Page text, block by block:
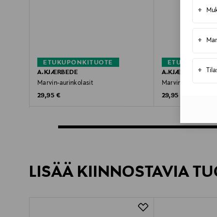
+
+
+
ETUKUPONKITUOTE
A.KJÆRBEDE
Marvin-aurinkolasit
Original Price
29,95 €
A.KJÆRBEDE
Marvin-aurinkolasit
Original Price
29,95 €
LISÄÄ KIINNOSTAVIA